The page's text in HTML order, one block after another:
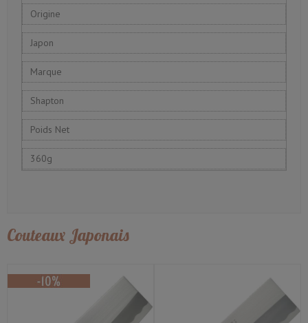
Origine
Japon
Marque
Shapton
Poids Net
360g
Couteaux Japonais